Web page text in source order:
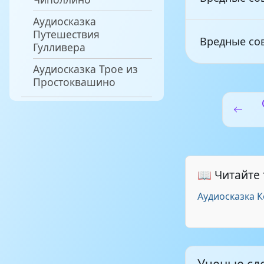
Аудиосказка
Путешествия
Гулливера
Аудиосказка Трое из
Простоквашино
Вредные
Вредные
Вредные
Вредные
📖 Читайте
Аудиосказка